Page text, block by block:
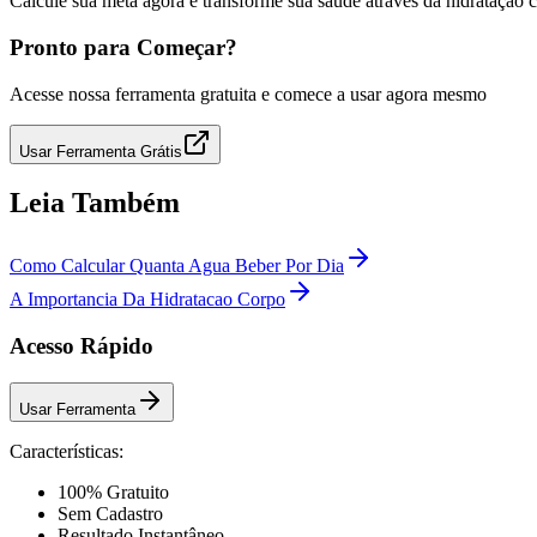
Pronto para Começar?
Acesse nossa ferramenta gratuita e comece a usar agora mesmo
Usar Ferramenta Grátis
Leia Também
Como Calcular Quanta Agua Beber Por Dia
A Importancia Da Hidratacao Corpo
Acesso Rápido
Usar Ferramenta
Características:
100% Gratuito
Sem Cadastro